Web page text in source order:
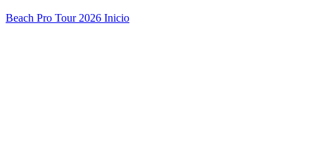
Beach Pro Tour 2026 Inicio